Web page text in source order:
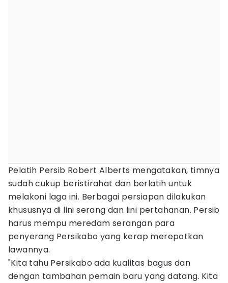
Pelatih Persib Robert Alberts mengatakan, timnya
sudah cukup beristirahat dan berlatih untuk
melakoni laga ini. Berbagai persiapan dilakukan
khususnya di lini serang dan lini pertahanan. Persib
harus mempu meredam serangan para
penyerang Persikabo yang kerap merepotkan
lawannya.
"Kita tahu Persikabo ada kualitas bagus dan
dengan tambahan pemain baru yang datang. Kita